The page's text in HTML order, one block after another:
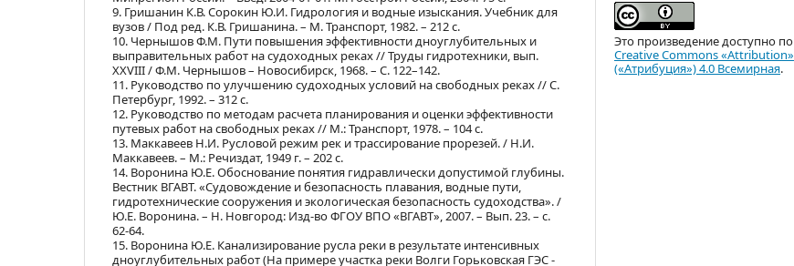
9. Гришанин К.В. Сорокин Ю.И. Гидрология и водные изыскания. Учебник для
вузов / Под ред. К.В. Гришанина. – М. Транспорт, 1982. – 212 с.
10. Чернышов Ф.М. Пути повышения эффективности дноуглубительных и
выправительных работ на судоходных реках // Труды гидротехники, вып.
ХХVIII / Ф.М. Чернышов – Новосибирск, 1968. – С. 122–142.
11. Руководство по улучшению судоходных условий на свободных реках // С.
Петербург, 1992. – 312 с.
12. Руководство по методам расчета планирования и оценки эффективности
путевых работ на свободных реках // М.: Транспорт, 1978. – 104 с.
13. Маккавеев Н.И. Русловой режим рек и трассирование прорезей. / Н.И.
Маккавеев. – М.: Речиздат, 1949 г. – 202 с.
14. Воронина Ю.Е. Обоснование понятия гидравлически допустимой глубины.
Вестник ВГАВТ. «Судовождение и безопасность плавания, водные пути,
гидротехнические сооружения и экологическая безопасность судоходства». /
Ю.Е. Воронина. – Н. Новгород: Изд-во ФГОУ ВПО «ВГАВТ», 2007. – Вып. 23. – с.
62-64.
15. Воронина Ю.Е. Канализирование русла реки в результате интенсивных
дноуглубительных работ (На примере участка реки Волги Горьковская ГЭС -
Это произведение доступно по
Creative Commons «Attribution»
(«Атрибуция») 4.0 Всемирная.